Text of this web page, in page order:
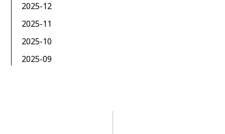
2025-12
2025-11
2025-10
2025-09